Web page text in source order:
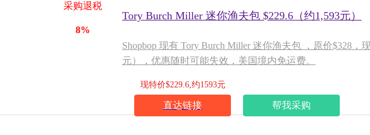
采购退税
8%
Tory Burch Miller 迷你渔夫包 $229.6（约1,593元）
Shopbop 现有 Tory Burch Miller 迷你渔夫包 ，原价$328，
元），优惠随时可能失效，美国境内免运费。
现特价$229.6,约1593元
直达链接 帮我采购